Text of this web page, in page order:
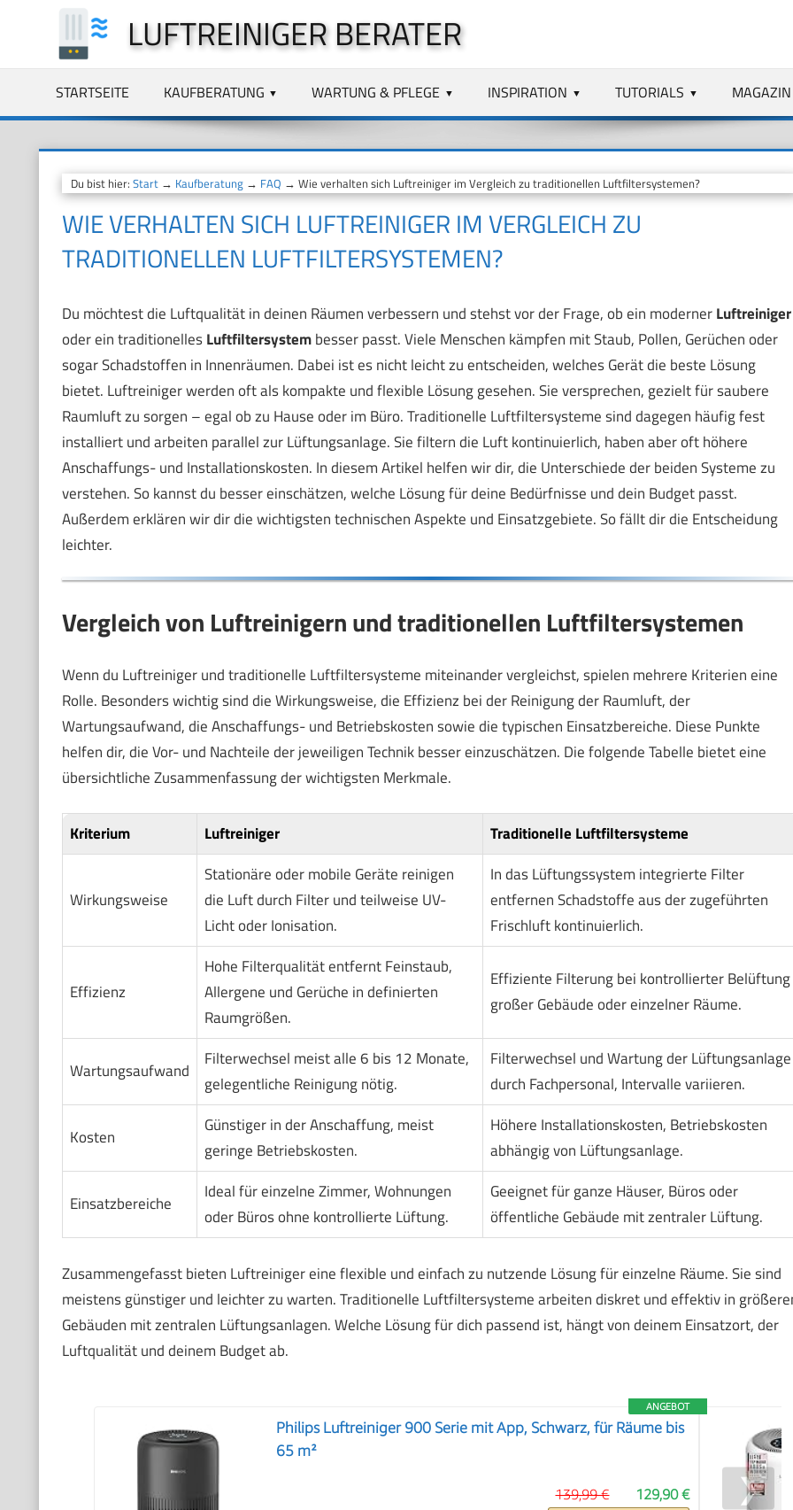
springen
LUFTREINIGER BERATER
STARTSEITE KAUFBERATUNG WARTUNG & PFLEGE INSPIRATION TUTORIALS MAGAZIN
Du bist hier: Start→ Kaufberatung→ FAQ → Wie verhalten sich Luftreiniger im Vergleich zu traditionellen Luftfiltersystemen?
WIE VERHALTEN SICH LUFTREINIGER IM VERGLEICH ZU
TRADITIONELLEN LUFTFILTERSYSTEMEN?
Du möchtest die Luftqualität in deinen Räumen verbessern und stehst vor der Frage, ob ein modernerLuftreiniger
oder ein traditionellesLuftfiltersystembesser passt. Viele Menschen kämpfen mit Staub, Pollen, Gerüchen oder
sogar Schadstoffen in Innenräumen. Dabei ist es nicht leicht zu entscheiden, welches Gerät die beste Lösung
bietet. Luftreiniger werden oft als kompakte und flexible Lösung gesehen. Sie versprechen, gezielt für saubere
Raumluft zu sorgen – egal ob zu Hause oder im Büro. Traditionelle Luftfiltersysteme sind dagegen häufig fest
installiert und arbeiten parallel zur Lüftungsanlage. Sie filtern die Luft kontinuierlich, haben aber oft höhere
Anschaffungs- und Installationskosten. In diesem Artikel helfen wir dir, die Unterschiede der beiden Systeme zu
verstehen. So kannst du besser einschätzen, welche Lösung für deine Bedürfnisse und dein Budget passt.
Außerdem erklären wir dir die wichtigsten technischen Aspekte und Einsatzgebiete. So fällt dir die Entscheidung
leichter.
Vergleich von Luftreinigern und traditionellen Luftfiltersystemen
Wenn du Luftreiniger und traditionelle Luftfiltersysteme miteinander vergleichst, spielen mehrere Kriterien eine
Rolle. Besonders wichtig sind die Wirkungsweise, die Effizienz bei der Reinigung der Raumluft, der
Wartungsaufwand, die Anschaffungs- und Betriebskosten sowie die typischen Einsatzbereiche. Diese Punkte
helfen dir, die Vor- und Nachteile der jeweiligen Technik besser einzuschätzen. Die folgende Tabelle bietet eine
übersichtliche Zusammenfassung der wichtigsten Merkmale.
Kriterium Luftreiniger Traditionelle Luftfiltersysteme
Wirkungsweise
Stationäre oder mobile Geräte reinigen
die Luft durch Filter und teilweise UV-
Licht oder Ionisation.
In das Lüftungssystem integrierte Filter
entfernen Schadstoffe aus der zugeführten
Frischluft kontinuierlich.
Effizienz
Hohe Filterqualität entfernt Feinstaub,
Allergene und Gerüche in definierten
Raumgrößen.
Effiziente Filterung bei kontrollierter Belüftung
großer Gebäude oder einzelner Räume.
Wartungsaufwand
Filterwechsel meist alle 6 bis 12 Monate,
gelegentliche Reinigung nötig.
Filterwechsel und Wartung der Lüftungsanlage
durch Fachpersonal, Intervalle variieren.
Kosten
Günstiger in der Anschaffung, meist
geringe Betriebskosten.
Höhere Installationskosten, Betriebskosten
abhängig von Lüftungsanlage.
Einsatzbereiche
Ideal für einzelne Zimmer, Wohnungen
oder Büros ohne kontrollierte Lüftung.
Geeignet für ganze Häuser, Büros oder
öffentliche Gebäude mit zentraler Lüftung.
Zusammengefasst bieten Luftreiniger eine flexible und einfach zu nutzende Lösung für einzelne Räume. Sie sind
meistens günstiger und leichter zu warten. Traditionelle Luftfiltersysteme arbeiten diskret und effektiv in
Gebäuden mit zentralen Lüftungsanlagen. Welche Lösung für dich passend ist, hängt von deinem Einsatzort, der
Luftqualität und deinem Budget ab.
ANGEBOT
Philips Luftreiniger 900 Serie mit App, Schwarz, für Räume bis
65 m²
129,90 €
139,99 € ❯